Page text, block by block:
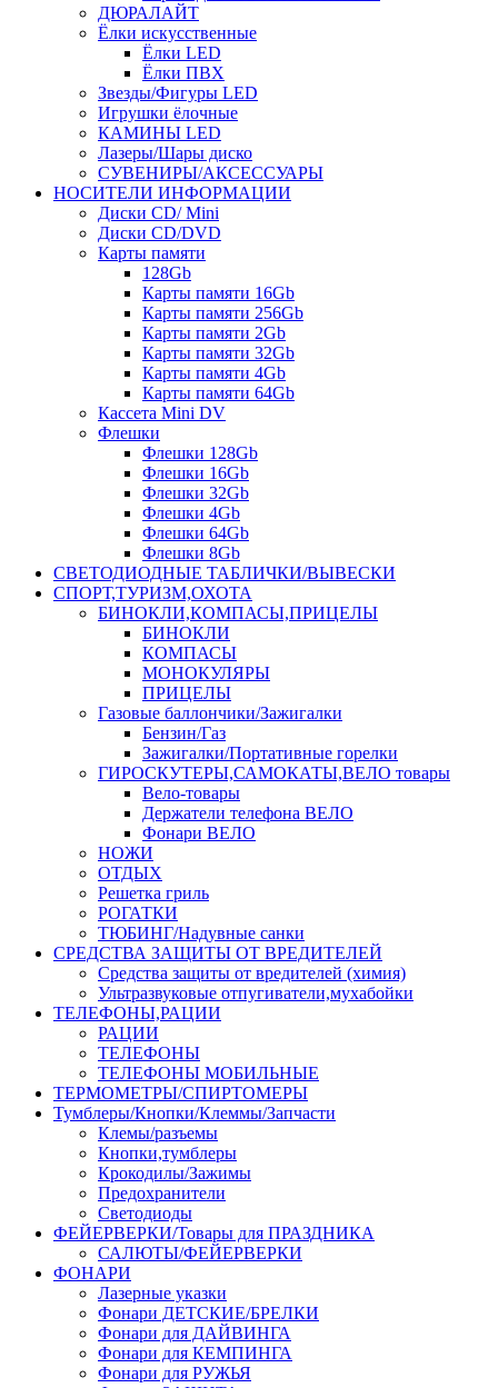
ДЮРАЛАЙТ
Ёлки искусственные
Ёлки LED
Ёлки ПВХ
Звезды/Фигуры LED
Игрушки ёлочные
КАМИНЫ LED
Лазеры/Шары диско
СУВЕНИРЫ/АКСЕССУАРЫ
НОСИТЕЛИ ИНФОРМАЦИИ
Диски CD/ Mini
Диски CD/DVD
Карты памяти
128Gb
Карты памяти 16Gb
Карты памяти 256Gb
Карты памяти 2Gb
Карты памяти 32Gb
Карты памяти 4Gb
Карты памяти 64Gb
Кассета Mini DV
Флешки
Флешки 128Gb
Флешки 16Gb
Флешки 32Gb
Флешки 4Gb
Флешки 64Gb
Флешки 8Gb
СВЕТОДИОДНЫЕ ТАБЛИЧКИ/ВЫВЕСКИ
СПОРТ,ТУРИЗМ,ОХОТА
БИНОКЛИ,КОМПАСЫ,ПРИЦЕЛЫ
БИНОКЛИ
КОМПАСЫ
МОНОКУЛЯРЫ
ПРИЦЕЛЫ
Газовые баллончики/Зажигалки
Бензин/Газ
Зажигалки/Портативные горелки
ГИРОСКУТЕРЫ,САМОКАТЫ,ВЕЛО товары
Вело-товары
Держатели телефона ВЕЛО
Фонари ВЕЛО
НОЖИ
ОТДЫХ
Решетка гриль
РОГАТКИ
ТЮБИНГ/Надувные санки
СРЕДСТВА ЗАЩИТЫ ОТ ВРЕДИТЕЛЕЙ
Средства защиты от вредителей (химия)
Ультразвуковые отпугиватели,мухабойки
ТЕЛЕФОНЫ,РАЦИИ
РАЦИИ
ТЕЛЕФОНЫ
ТЕЛЕФОНЫ МОБИЛЬНЫЕ
ТЕРМОМЕТРЫ/СПИРТОМЕРЫ
Тумблеры/Кнопки/Клеммы/Запчасти
Клемы/разъемы
Кнопки,тумблеры
Крокодилы/Зажимы
Предохранители
Светодиоды
ФЕЙЕРВЕРКИ/Товары для ПРАЗДНИКА
САЛЮТЫ/ФЕЙЕРВЕРКИ
ФОНАРИ
Лазерные указки
Фонари ДЕТСКИЕ/БРЕЛКИ
Фонари для ДАЙВИНГА
Фонари для КЕМПИНГА
Фонари для РУЖЬЯ